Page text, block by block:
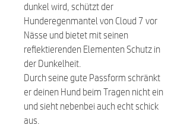
dunkel wird, schützt der
Hunderegenmantel von Cloud 7 vor
Nässe und bietet mit seinen
reflektierenden Elementen Schutz in
der Dunkelheit.
Durch seine gute Passform schränkt
er deinen Hund beim Tragen nicht ein
und sieht nebenbei auch echt schick
aus.